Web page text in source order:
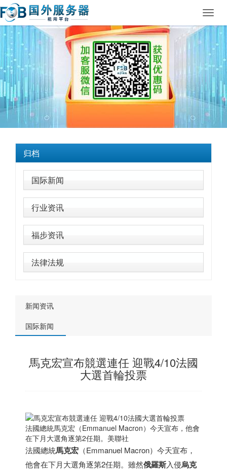
归档
国际新闻
行业资讯
福步资讯
法律法规
新闻资讯
国际新闻
馬克宏宣布競選連任 迎戰4/10法國
大選首輪投票
法國總統馬克宏（Emmanuel Macron）今天宣布，他會
在下月大選角逐第2任期。美聯社
法國總統馬克宏 （Emmanuel Macron）今天宣布，
他會在下月大選角逐第2任期。雖然俄羅斯入侵烏克